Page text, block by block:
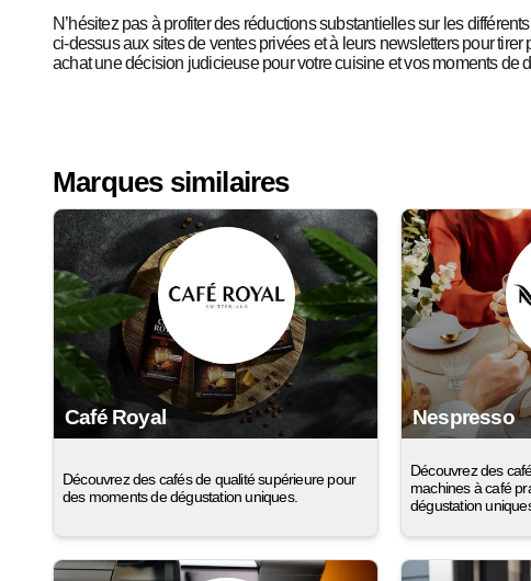
N’hésitez pas à profiter des réductions substantielles sur les
ci-dessus aux sites de ventes privées et à leurs newsletters pour
achat une décision judicieuse pour votre cuisine et vos moments de
Marques similaires
Café Royal
Découvrez des cafés de qualité supérieure pour
des moments de dégustation uniques.
Nespresso
Découvrez des
machines à café
dégustation